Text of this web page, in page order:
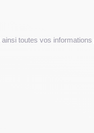
toutes vos